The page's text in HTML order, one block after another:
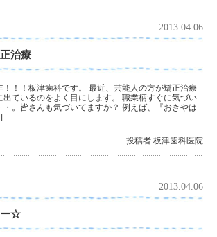
2013.04.06
治療
！！！板津歯科です。 最近、芸能人の方が矯正治療
出ているのをよく目にします。 職業柄すぐに気づい
。皆さんも気づいてますか？ 例えば、『おきやは
投稿者 板津歯科医院
2013.04.06
ー☆